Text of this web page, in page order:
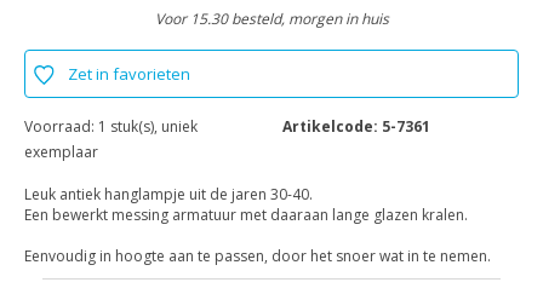
Voor 15.30 besteld, morgen in huis
Zet in favorieten
Voorraad: 1 stuk(s), uniek
exemplaar
Artikelcode: 5-7361
Leuk antiek hanglampje uit de jaren 30-40.
Een bewerkt messing armatuur met daaraan lange glazen kralen.
Eenvoudig in hoogte aan te passen, door het snoer wat in te nemen.